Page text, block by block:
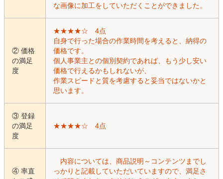
な画像に加工をしていただくことができました。
② 価格
の満足
度
★★★★☆ 4点
自身で行った場合の作業時間を考えると、納得の
価格です。
個人事業主との個別契約であれば、もう少し安い
価格で行えるかもしれないが、
作業スピードと質を考慮すると妥当ではないかと
思います。
③ 登録
の満足
度
★★★★☆ 4点
④ 率直
内容については、商品説明～コンテンツまでし
っかりと記載していただいていますので、満足さ